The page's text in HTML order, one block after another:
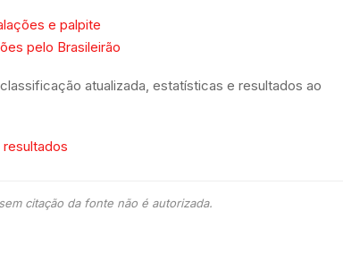
e palpite
pelo Brasileirão
atualizada, estatísticas e resultados ao
citação da fonte não é autorizada.